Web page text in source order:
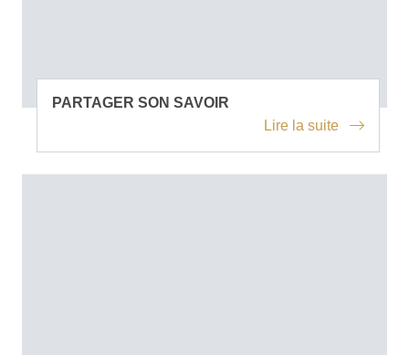
PARTAGER SON SAVOIR
Lire la suite